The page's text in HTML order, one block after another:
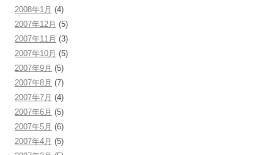
2008年1月 (4)
2007年12月 (5)
2007年11月 (3)
2007年10月 (5)
2007年9月 (5)
2007年8月 (7)
2007年7月 (4)
2007年6月 (5)
2007年5月 (6)
2007年4月 (5)